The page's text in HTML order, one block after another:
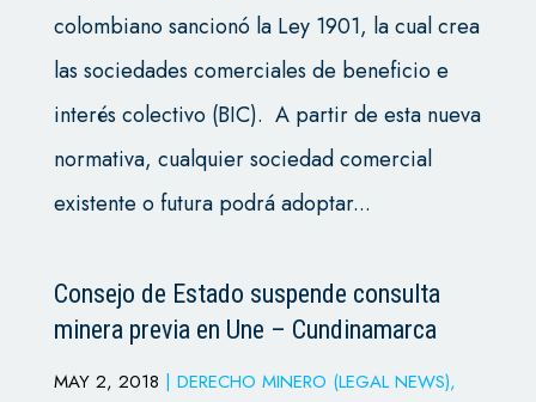
colombiano sancionó la Ley 1901, la cual crea
las sociedades comerciales de beneficio e
interés colectivo (BIC). A partir de esta nueva
normativa, cualquier sociedad comercial
existente o futura podrá adoptar...
Consejo de Estado suspende consulta
minera previa en Une – Cundinamarca
MAY 2, 2018 | DERECHO MINERO (LEGAL NEWS),